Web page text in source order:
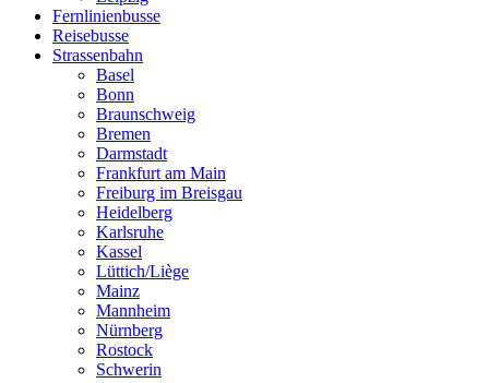
Fernlinienbusse
Reisebusse
Strassenbahn
Basel
Bonn
Braunschweig
Bremen
Darmstadt
Frankfurt am Main
Freiburg im Breisgau
Heidelberg
Karlsruhe
Kassel
Lüttich/Liège
Mainz
Mannheim
Nürnberg
Rostock
Schwerin